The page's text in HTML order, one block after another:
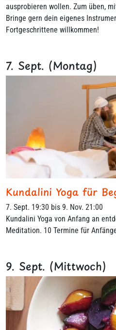
ausprobieren wollen. Zum üben,
Bringe gern dein eigenes
Fortgeschrittene willkommen!
7. Sept. (Montag)
Kundalini Yoga für
7. Sept. 19:30 bis 9. Nov. 21:00
Kundalini Yoga von Anfang an
Meditation. 10 Termine für
9. Sept. (Mittwoch)